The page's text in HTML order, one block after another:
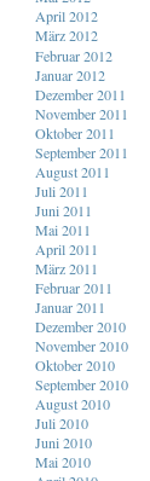
April 2012
März 2012
Februar 2012
Januar 2012
Dezember 2011
November 2011
Oktober 2011
September 2011
August 2011
Juli 2011
Juni 2011
Mai 2011
April 2011
März 2011
Februar 2011
Januar 2011
Dezember 2010
November 2010
Oktober 2010
September 2010
August 2010
Juli 2010
Juni 2010
Mai 2010